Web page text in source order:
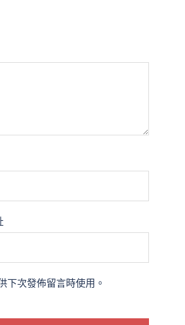
下次發佈留言時使用。